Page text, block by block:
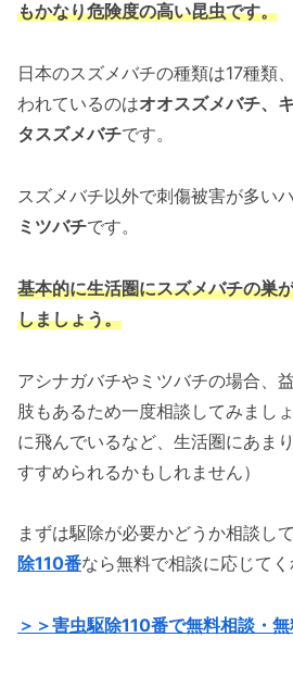
もかなり危険度の高い昆虫です。
日本のスズメバチの種類は17種類
われているのはオオスズメバチ、
タスズメバチです。
スズメバチ以外で刺傷被害が多いハ
ミツバチです。
基本的に生活圏にスズメバチの巣
しましょう。
アシナガバチやミツバチの場合、
肢もあるため一度相談してみまし
に飛んでいるなど、生活圏にあま
すすめられるかもしれません）
まずは駆除が必要かどうか相談し
除110番なら無料で相談に応じてく
＞＞害虫駆除110番で無料相談・